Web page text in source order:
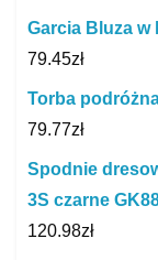
Garcia Bluza w
79.45zł
Torba
79.77zł
Spodnie
3S czarne
120.98zł